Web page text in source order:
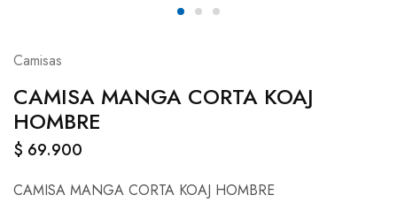
Camisas
CAMISA MANGA CORTA KOAJ
HOMBRE
$ 69.900
CAMISA MANGA CORTA KOAJ HOMBRE